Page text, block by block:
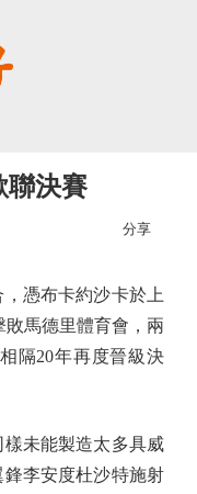
聯決賽
分享
憑布卡約沙卡於上
敗馬德里體育會，兩
隔20年再度晉級決
未能製造太多具威
李安度杜沙特施射